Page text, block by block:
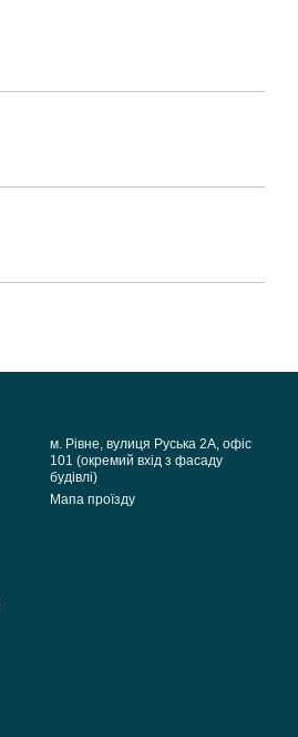
м. Рівне, вулиця Руська 2А, офіс
101 (окремий вхід з фасаду
будівлі)
Мапа проїзду